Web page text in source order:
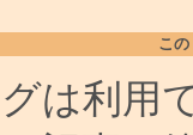
こ
は利用